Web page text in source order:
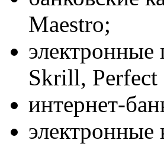
Maestro;
электронные
Skrill,
интернет-